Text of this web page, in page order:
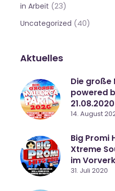
in Arbeit (23)
Uncategorized (40)
Aktuelles
Die große
powered
21.08.2020
14. August
Big Promi
Xtreme
im
31. Juli 2020